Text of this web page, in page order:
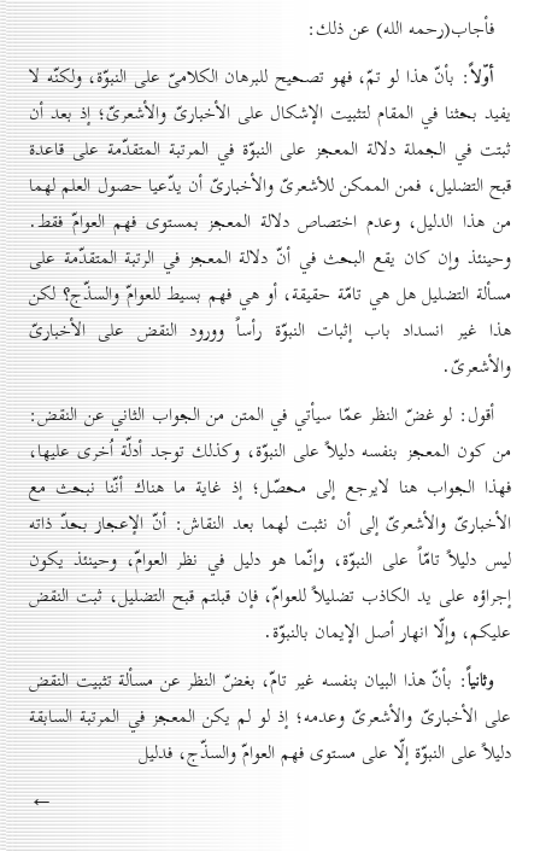
فأجاب(رحمه الله) عن ذلك:
أوّلاً: بأنّ هذا لو تمّ، فهو تصحيح للبرهان الكلامىّ على النبوّة، ولكنّه لا
يفيد بحثنا في المقام لتثبيت الإشكال على الأخبارىّ والأشعرىّ؛ إذ بعد أن
ثبتت في الجملة دلالة المعجز على النبوّة في المرتبة المتقدّمة على قاعدة
قبح التضليل، فمن الممكن للأشعرىّ والأخبارىّ أن يدّعيا حصول العلم لهما
من هذا الدليل، وعدم اختصاص دلالة المعجز بمستوى فهم العوامّ فقط.
وحينئذ وإن كان يقع البحث في أنّ دلالة المعجز في الرتبة المتقدّمة على
مسألة التضليل هل هي تامّة حقيقة، أو هي فهم بسيط للعوامّ والسذّج؟ لكن
هذا غير انسداد باب إثبات النبوّة رأساً وورود النقض على الأخبارىّ
والأشعرىّ.
أقول: لو غضّ النظر عمّا سيأتي في المتن من الجواب الثاني عن النقض:
من كون المعجز بنفسه دليلاً على النبوّة، وكذلك توجد أدلّة اُخرى عليها،
فهذا الجواب هنا لايرجع إلى محصّل؛ إذ غاية ما هناك أنّنا نبحث مع
الأخبارىّ والأشعرىّ إلى أن نثبت لهما بعد النقاش: أنّ الإعجاز بحدّ ذاته
ليس دليلاً تامّاً على النبوّة، وإنّما هو دليل في نظر العوامّ، وحينئذ يكون
إجراؤه على يد الكاذب تضليلاً للعوامّ، فإن قبلتم قبح التضليل، ثبت النقض
عليكم، وإلّا انهار أصل الإيمان بالنبوّة.
وثانياً: بأنّ هذا البيان بنفسه غير تامّ، بغضّ النظر عن مسألة تثبيت النقض
على الأخبارىّ والأشعرىّ وعدمه؛ إذ لو لم يكن المعجز في المرتبة السابقة
دليلاً على النبوّة إلّا على مستوى فهم العوامّ والسذّج، فدليل
←